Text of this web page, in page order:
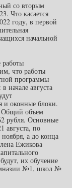
со вторым
Что касается
году, в первой
начальной
что работы
программы
начале августа
и оконные блоки.
Общий объем
рубля. Основные
августа, по
а до конца
Ежикова
их обучение
№1, школ №